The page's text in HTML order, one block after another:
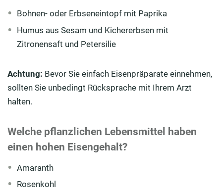
Bohnen- oder Erbseneintopf mit Paprika
Humus aus Sesam und Kichererbsen mit
Zitronensaft und Petersilie
Achtung: Bevor Sie einfach Eisenpräparate einnehmen,
sollten Sie unbedingt Rücksprache mit Ihrem Arzt
halten.
Welche pflanzlichen Lebensmittel haben
einen hohen Eisengehalt?
Amaranth
Rosenkohl